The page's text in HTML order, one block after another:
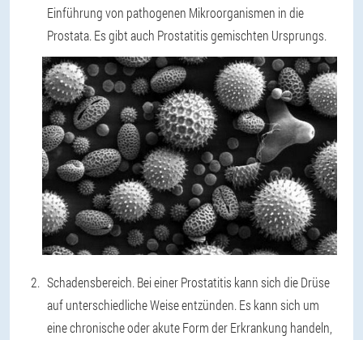
Einführung von pathogenen Mikroorganismen in die
Prostata. Es gibt auch Prostatitis gemischten Ursprungs.
Schadensbereich. Bei einer Prostatitis kann sich die Drüse
auf unterschiedliche Weise entzünden. Es kann sich um
eine chronische oder akute Form der Erkrankung handeln,